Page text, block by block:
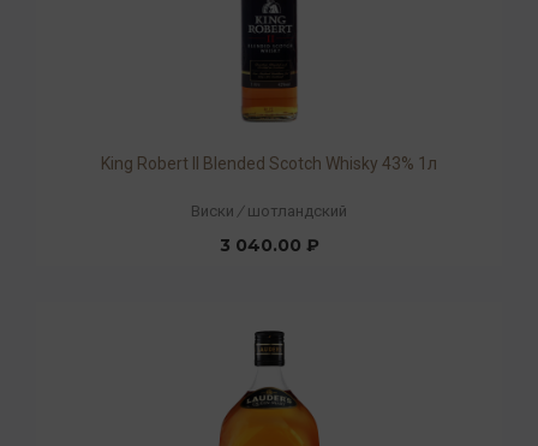
King Robert II Blended Scotch Whisky 43% 1л
Виски / шотландский
3 040.00 ₽